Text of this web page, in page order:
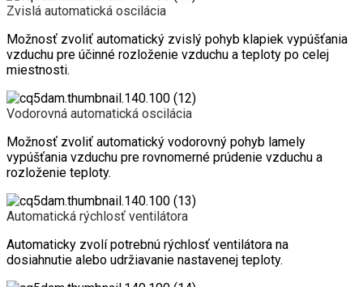
Zvislá automatická oscilácia
Možnosť zvoliť automatický zvislý pohyb klapiek vypúšťania
vzduchu pre účinné rozloženie vzduchu a teploty po celej
miestnosti.
Vodorovná automatická oscilácia
Možnosť zvoliť automatický vodorovný pohyb lamely
vypúšťania vzduchu pre rovnomerné prúdenie vzduchu a
rozloženie teploty.
Automatická rýchlosť ventilátora
Automaticky zvolí potrebnú rýchlosť ventilátora na
dosiahnutie alebo udržiavanie nastavenej teploty.